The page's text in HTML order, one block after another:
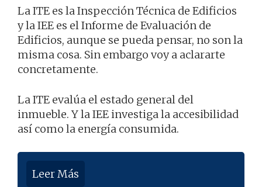
La ITE es la Inspección Técnica de Edificios
y la IEE es el Informe de Evaluación de
Edificios, aunque se pueda pensar, no son la
misma cosa. Sin embargo voy a aclararte
concretamente.
La ITE evalúa el estado general del
inmueble. Y la IEE investiga la accesibilidad
así como la energía consumida.
Leer Más